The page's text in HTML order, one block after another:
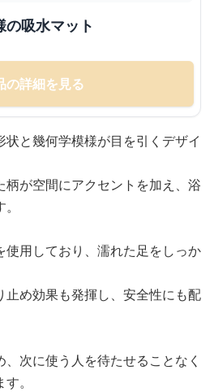
吸水マット
の詳細を見る
と幾何学模様が目を引くデザイ
柄が空間にアクセントを加え、浴
使用しており、濡れた足をしっか
止め効果も発揮し、安全性にも配
次に使う人を待たせることなく
。